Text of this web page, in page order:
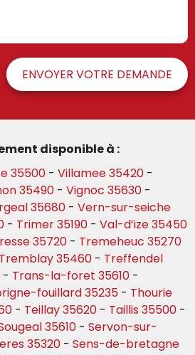
ENVOYER VOTRE DEMANDE
disponible à :
35500 - Villamee 35420 -
35490 - Vignoc 35630 -
35680 - Vern-sur-seiche
- Trimer 35190 - Val-d’ize 35450
35720 - Tremeheuc 35270
Tremblay 35460 - Treffendel
- Trans-la-foret 35610 -
fouillard 35235 - Thourie
- Teillay 35620 - Taillis 35500 -
35610 - Servon-sur-
35320 - Sens-de-bretagne